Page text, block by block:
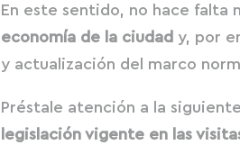
En este sentido, no hace falta
economía de la ciudad y, por
y actualización del marco
Préstale atención a la
legislación vigente en las